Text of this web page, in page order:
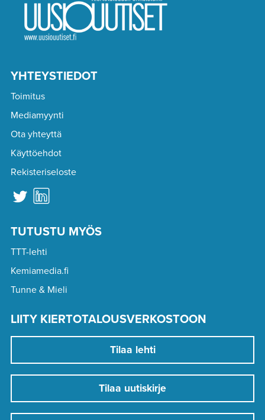
YHTEYSTIEDOT
Toimitus
Mediamyynti
Ota yhteyttä
Käyttöehdot
Rekisteriseloste
TUTUSTU MYÖS
TTT-lehti
Kemiamedia.fi
Tunne & Mieli
LIITY KIERTOTALOUSVERKOSTOON
Tilaa lehti
Tilaa uutiskirje